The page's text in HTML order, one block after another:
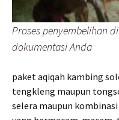
Proses penyembelihan
dokumentasi Anda
paket aqiqah kambing
tengkleng maupun
selera maupun